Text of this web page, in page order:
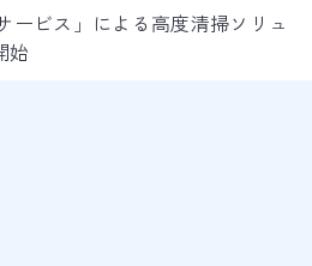
ービス」による高度清掃ソリュ
始